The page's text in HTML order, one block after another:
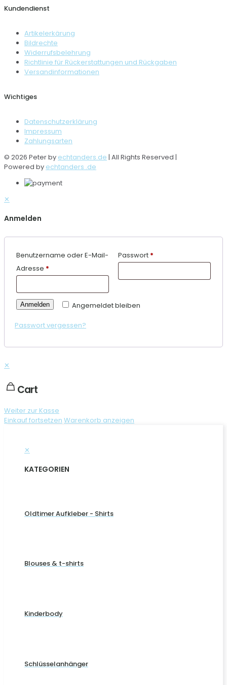
Kundendienst
Artikelerkärung
Bildrechte
Widerrufsbelehrung
Richtlinie für Rückerstattungen und Rückgaben
Versandinformationen
Wichtiges
Datenschutzerklärung
Impressum
Zahlungsarten
© 2026 Peter by echtanders.de | All Rights Reserved |
Powered by echtanders .de
✕
Anmelden
Benutzername oder E-Mail-
Adresse *
Passwort *
Angemeldet bleiben
Anmelden
Passwort vergessen?
✕
Cart
Weiter zur Kasse
Einkauf fortsetzen Warenkorb anzeigen
✕
KATEGORIEN
Oldtimer Aufkleber - Shirts
Blouses & t-shirts
Kinderbody
Schlüsselanhänger